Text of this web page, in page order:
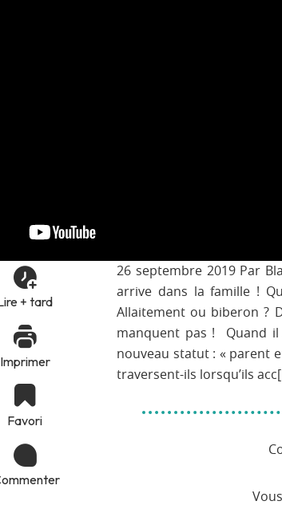
+ tard
Imprimer
Favori
26 septembre 2019 Par
arrive dans la famille !
Allaitement ou biberon ?
manquent pas ! Quand il
nouveau statut : « parent
traversent-ils lorsqu’ils